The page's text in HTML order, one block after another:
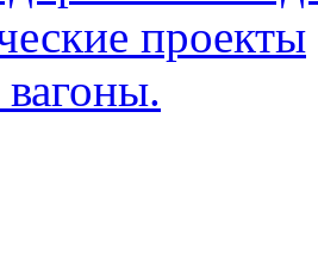
проекты